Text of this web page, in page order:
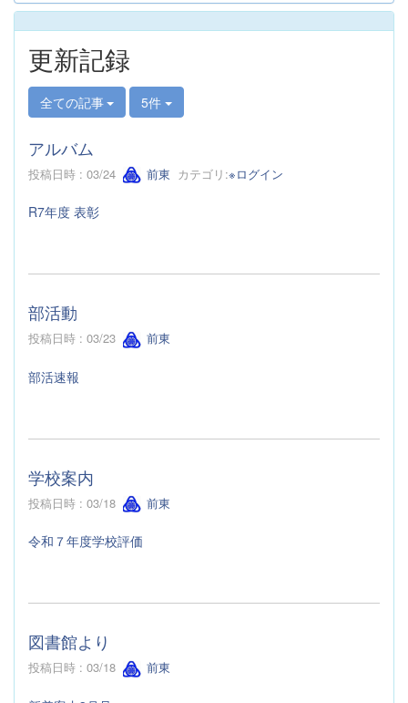
更新記録
全ての記事 5件
アルバム
投稿日時 : 03/24 前東 カテゴリ:※ログイン
R7年度 表彰
部活動
投稿日時 : 03/23 前東
部活速報
学校案内
投稿日時 : 03/18 前東
令和７年度学校評価
図書館より
投稿日時 : 03/18 前東